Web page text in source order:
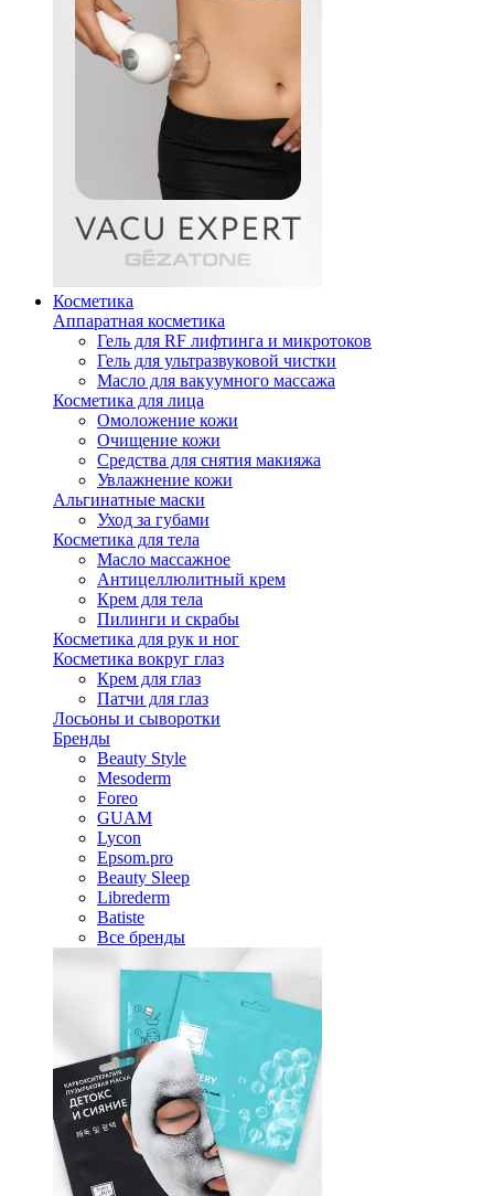
Косметика
Аппаратная косметика
Гель для RF лифтинга и микротоков
Гель для ультразвуковой чистки
Масло для вакуумного массажа
Косметика для лица
Омоложение кожи
Очищение кожи
Средства для снятия макияжа
Увлажнение кожи
Альгинатные маски
Уход за губами
Косметика для тела
Масло массажное
Антицеллюлитный крем
Крем для тела
Пилинги и скрабы
Косметика для рук и ног
Косметика вокруг глаз
Крем для глаз
Патчи для глаз
Лосьоны и сыворотки
Бренды
Beauty Style
Mesoderm
Foreo
GUAM
Lycon
Epsom.pro
Beauty Sleep
Librederm
Batiste
Все бренды